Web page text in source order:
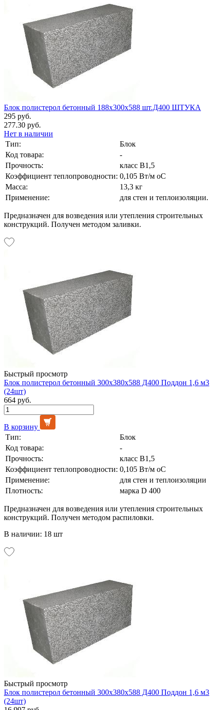
Блок полистерол бетонный 188х300х588 шт.Д400 ШТУКА
295 руб.
277.30 руб.
Нет в наличии
Тип:
Блок
Код товара:
-
Прочность:
класс В1,5
Коэффициент теплопроводности: 0,105 Вт/м оС
Масса:
13,3 кг
Применение:
для стен и теплоизоляции.
Предназначен для возведения или утепления строительных
конструкций. Получен методом заливки.
Быстрый просмотр
Блок полистерол бетонный 300х380х588 Д400 Поддон 1,6 м3
(24шт)
664 руб.
В корзину
Тип:
Блок
Код товара:
-
Прочность:
класс В1,5
Коэффициент теплопроводности: 0,105 Вт/м оС
Применение:
для стен и теплоизоляции
Плотность:
марка D 400
Предназначен для возведения или утепления строительных
конструкций. Получен методом распиловки.
В наличии: 18 шт
Быстрый просмотр
Блок полистерол бетонный 300х380х588 Д400 Поддон 1,6 м3
(24шт)